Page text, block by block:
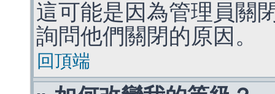
這可能是因為管理員關
詢問他們關閉的原因。
回頂端